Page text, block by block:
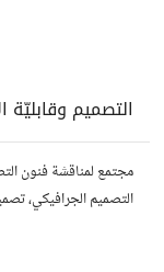
التصميم وقابليّة
مجتمع لمناقشة فنون
التصميم الجرافيكي،
وتواصل مع مصممين